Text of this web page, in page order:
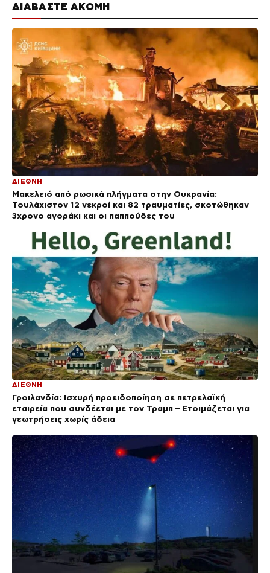
ΔΙΑΒΑΣΤΕ ΑΚΟΜΗ
ΔΙΕΘΝΗ
Μακελειό από ρωσικά πλήγματα στην Ουκρανία:
Τουλάχιστον 12 νεκροί και 82 τραυματίες, σκοτώθηκαν
3χρονο αγοράκι και οι παππούδες του
ΔΙΕΘΝΗ
Γροιλανδία: Ισχυρή προειδοποίηση σε πετρελαϊκή
εταιρεία που συνδέεται με τον Τραμπ – Ετοιμάζεται για
γεωτρήσεις χωρίς άδεια